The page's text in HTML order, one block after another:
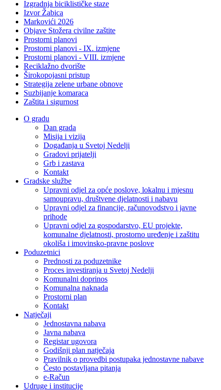
Izgradnja biciklističke staze
Izvor Žabica
Markovići 2026
Objave Stožera civilne zaštite
Prostorni planovi
Prostorni planovi - IX. izmjene
Prostorni planovi - VIII. izmjene
Reciklažno dvorište
Širokopojasni pristup
Strategija zelene urbane obnove
Suzbijanje komaraca
Zaštita i sigurnost
O gradu
Dan grada
Misija i vizija
Događanja u Svetoj Nedelji
Gradovi prijatelji
Grb i zastava
Kontakt
Gradske službe
Upravni odjel za opće poslove, lokalnu i mjesnu
samoupravu, društvene djelatnosti i nabavu
Upravni odjel za financije, računovodstvo i javne
prihode
Upravni odjel za gospodarstvo, EU projekte,
komunalne djelatnosti, prostorno uređenje i zaštitu
okoliša i imovinsko-pravne poslove
Poduzetnici
Prednosti za poduzetnike
Proces investiranja u Svetoj Nedelji
Komunalni doprinos
Komunalna naknada
Prostorni plan
Kontakt
Natječaji
Jednostavna nabava
Javna nabava
Registar ugovora
Godišnji plan natječaja
Pravilnik o provedbi postupaka jednostavne nabave
Često postavljana pitanja
e-Račun
Udruge i institucije